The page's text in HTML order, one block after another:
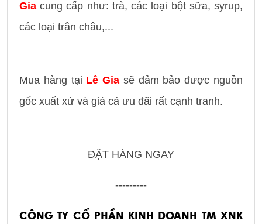
Gia cung cấp như: trà, các loại bột sữa, syrup,
các loại trân châu,...
Mua hàng tại Lê Gia sẽ đảm bảo được nguồn
gốc xuất xứ và giá cả ưu đãi rất cạnh tranh.
ĐẶT HÀNG NGAY
---------
CÔNG TY CỔ PHẦN KINH DOANH TM XNK